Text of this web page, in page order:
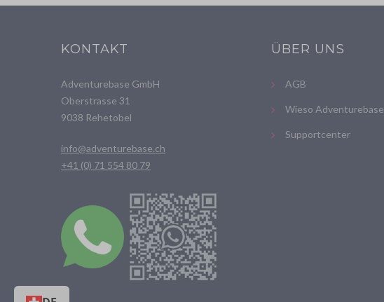
KONTAKT
Adventurebase GmbH
Oberstrasse 31
9038 Rehetobel
info@adventurebase.ch
+41 (0) 71 554 80 79
ÜBER UNS
AGB
Wieso Adventurebase
Supportcenter